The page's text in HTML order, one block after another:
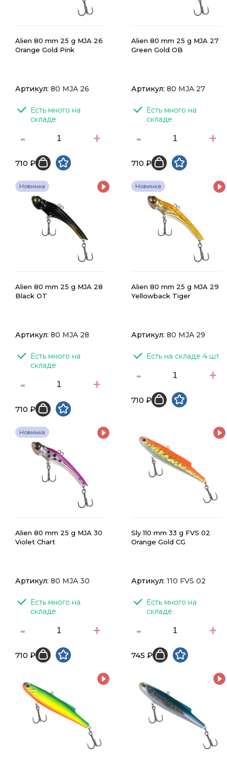
Alien 80 mm 25 g MJA 26
Orange Gold Pink
Артикул: 80 MJA 26
Есть много на
складе
- +
710 ₽
Alien 80 mm 25 g MJA 27
Green Gold OB
Артикул: 80 MJA 27
Есть много на
складе
- +
710 ₽
Новинка
Alien 80 mm 25 g MJA 28
Black OT
Артикул: 80 MJA 28
Есть много на
складе
- +
710 ₽
Новинка
Alien 80 mm 25 g MJA 29
Yellowback Tiger
Артикул: 80 MJA 29
Есть на складе 4 шт.
- +
710 ₽
Новинка
Alien 80 mm 25 g MJA 30
Violet Chart
Артикул: 80 MJA 30
Есть много на
складе
- +
710 ₽
Sly 110 mm 33 g FVS 02
Orange Gold CG
Артикул: 110 FVS 02
Есть много на
складе
- +
745 ₽